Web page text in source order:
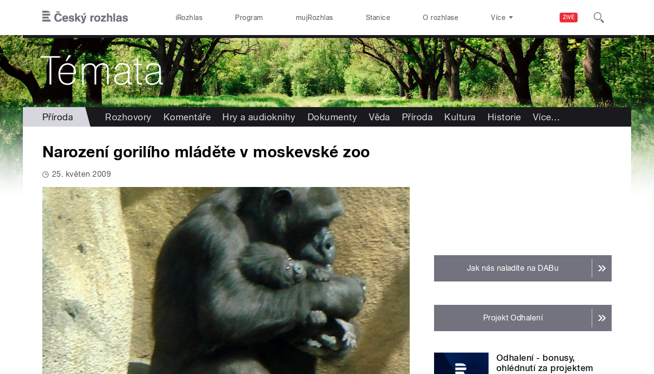
ŽIVĚ
iRozhlas Program mujRozhlas Stanice O rozhlase Více
Příroda Rozhovory Komentáře Hry a audioknihy Dokumenty Věda Příroda Kultura Historie Více…
Narození gorilího mláděte v moskevské zoo
25. květen 2009
Jak nás naladíte na DABu
Projekt Odhalení
Odhalení - bonusy,
ohlédnutí za projektem